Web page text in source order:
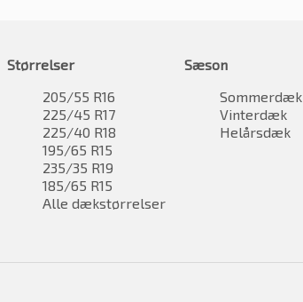
Størrelser
205/55 R16
225/45 R17
225/40 R18
195/65 R15
235/35 R19
185/65 R15
Alle dækstørrelser
Sæson
Sommerdæk
Vinterdæk
Helårsdæk